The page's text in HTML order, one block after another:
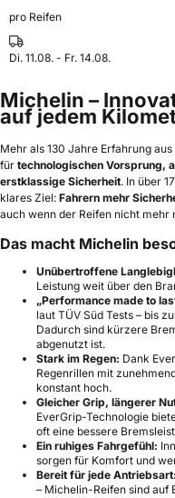
pro Reifen
Di. 11.08. - Fr. 14.08.
Michelin –
auf jedem
Mehr als 130 Jahre Erfahrung
für technologischen Vorsprung,
erstklassige Sicherheit. In über
klares Ziel: Fahrern mehr
auch wenn der Reifen nicht mehr
Das macht Michelin
Unübertroffene
Leistung weit über den
„Performance made to
laut TÜV Süd Tests – bis
Dadurch sind kürzere
abgenutzt ist.
Stark im Regen: Dank
Regenrillen mit
konstant hoch.
Gleicher Grip, längerer
EverGrip-Technologie
oft eine bessere
Ein ruhiges Fahrgefühl:
sorgen für Komfort und
Bereit für jede Antriebsart:
– Michelin-Reifen sind auf